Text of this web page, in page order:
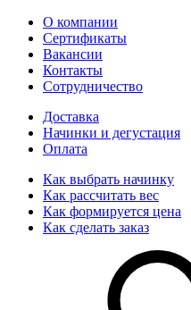
О компании
Сертификаты
Вакансии
Контакты
Сотрудничество
Доставка
Начинки и дегустация
Оплата
Как выбрать начинку
Как рассчитать вес
Как формируется цена
Как сделать заказ